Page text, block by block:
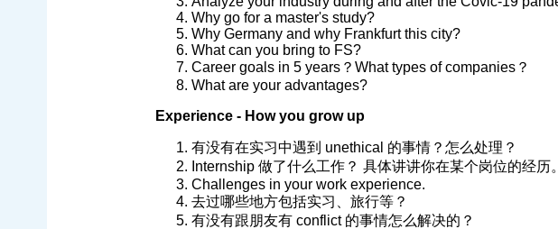
Why go for a master's study?
Why Germany and why Frankfurt this city?
What can you bring to FS?
Career goals in 5 years？What types of companies？
What are your advantages?
Experience - How you grow up
有没有在实习中遇到 unethical 的事情？怎么处理？
Internship 做了什么工作？ 具体讲讲你在某个岗位的经历。
Challenges in your work experience.
去过哪些地方包括实习、旅行等？
有没有跟朋友有 conflict 的事情怎么解决的？